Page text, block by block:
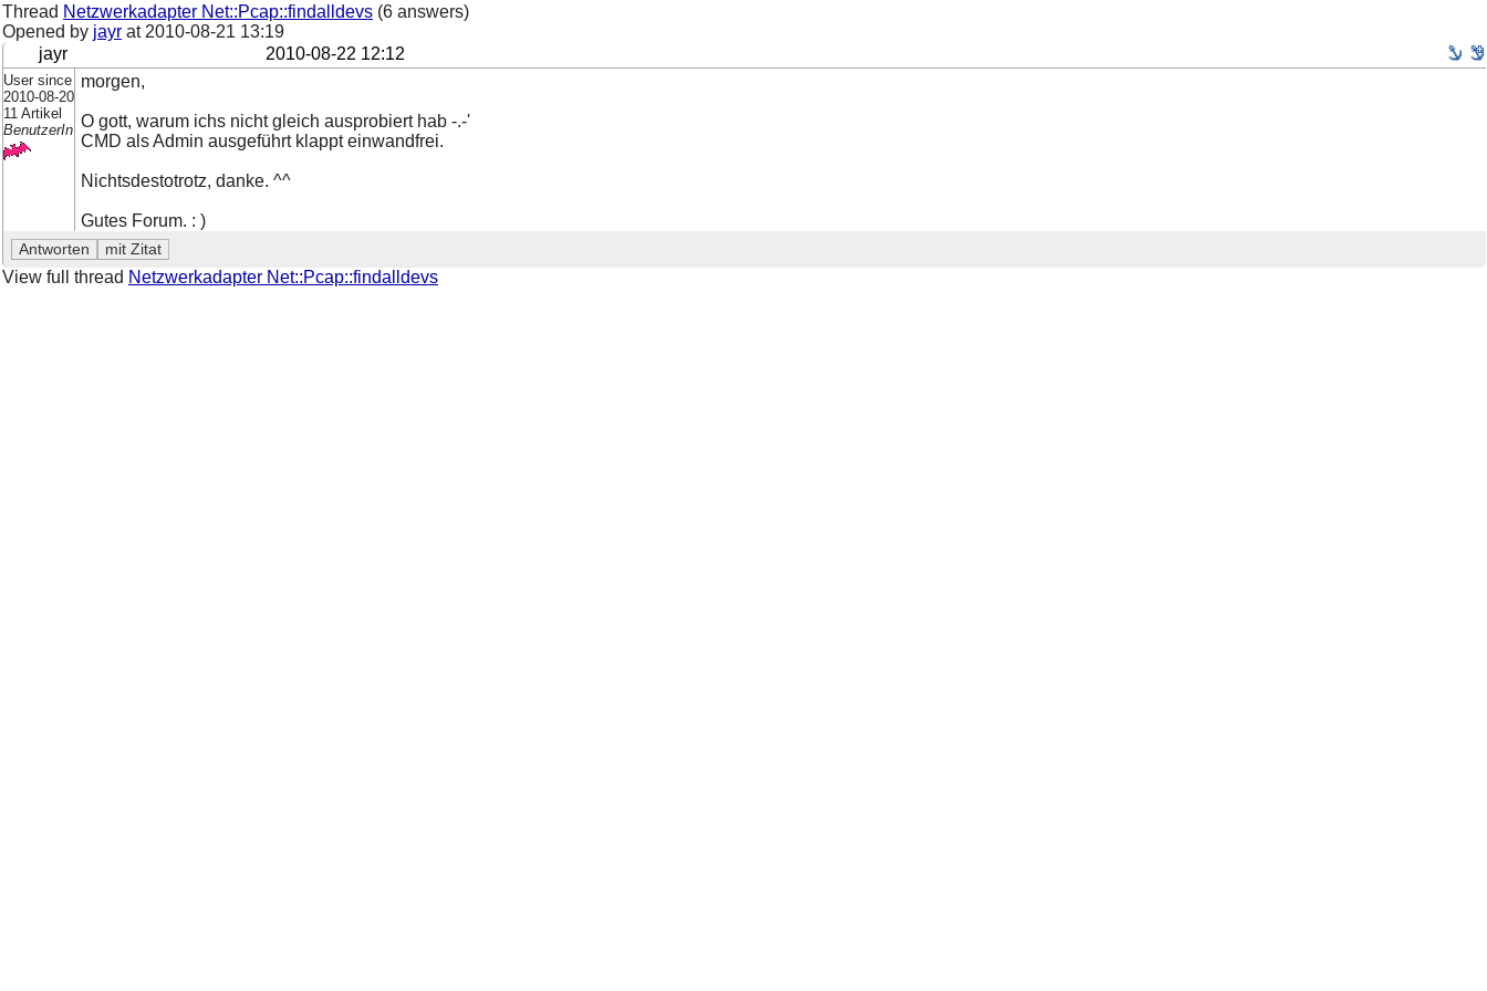
Thread Netzwerkadapter Net::Pcap::findalldevs (6 answers)
Opened by jayr at 2010-08-21 13:19
jayr
2010-08-22 12:12
User since
2010-08-20
11 Artikel
BenutzerIn
morgen,
O gott, warum ichs nicht gleich ausprobiert hab -.-'
CMD als Admin ausgeführt klappt einwandfrei.
Nichtsdestotrotz, danke. ^^
Gutes Forum. : )
View full thread Netzwerkadapter Net::Pcap::findalldevs